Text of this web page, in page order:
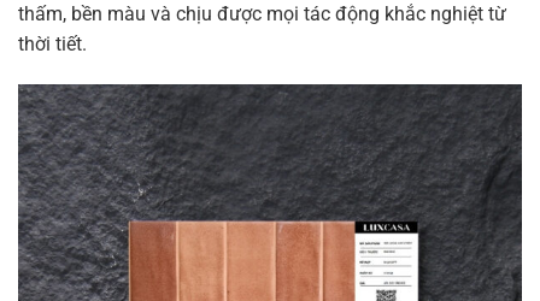
thấm, bền màu và chịu được mọi tác động khắc nghiệt từ
thời tiết.